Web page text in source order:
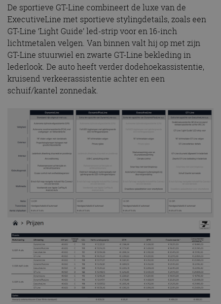
De sportieve GT-Line combineert de luxe van de
ExecutiveLine met sportieve stylingdetails, zoals een
GT-Line ‘Light Guide’ led-strip voor en 16-inch
lichtmetalen velgen. Van binnen valt hij op met zijn
GT-Line stuurwiel en zwarte GT-Line bekleding in
lederlook. De auto heeft verder dodehoekassistentie,
kruisend verkeerassistentie achter en een
schuif/kantel zonnedak.